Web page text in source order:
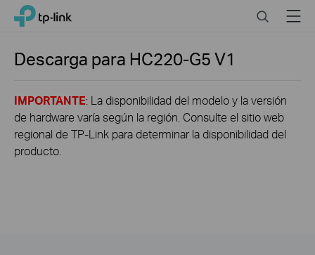
Click
navigation
TP-Link, Reliably Smart SearchMenu
Descarga para HC220-G5V1
IMPORTANTE: La disponibilidad del modelo y la versión
de hardware varía según la región. Consulte el sitio web
regional de TP-Link para determinar la disponibilidad del
producto.